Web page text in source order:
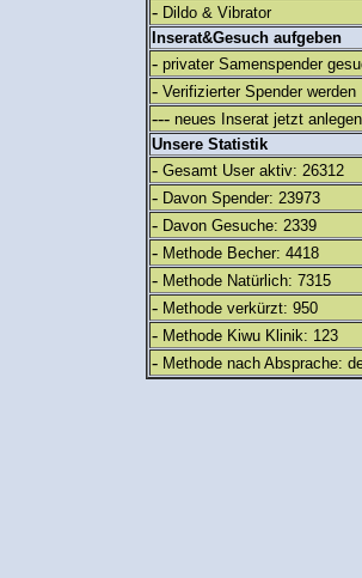
- Dildo & Vibrator
Inserat&Gesuch aufgeben
- privater Samenspender
- Verifizierter Spender werden
--- neues Inserat jetzt anlegen
Unsere Statistik
- Gesamt User aktiv: 26312
- Davon Spender: 23973
- Davon Gesuche: 2339
- Methode Becher: 4418
- Methode Natürlich: 7315
- Methode verkürzt: 950
- Methode Kiwu Klinik: 123
- Methode nach Absprache: